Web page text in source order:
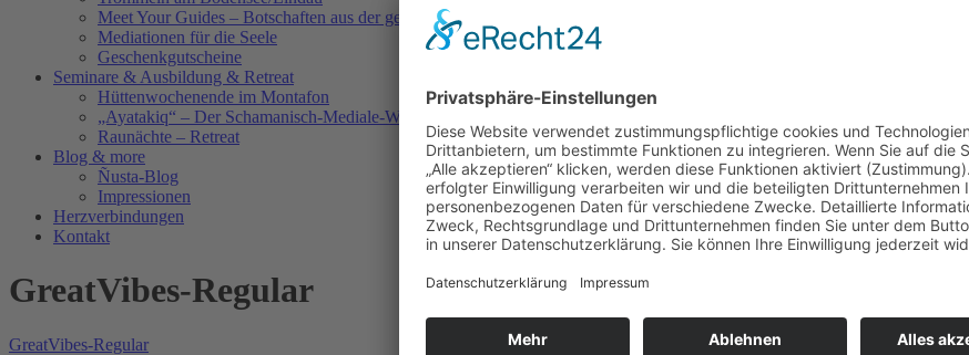
Meet Your Guides – Botschaften aus der geistigen Welt
Mediationen für die Seele
Geschenkgutscheine
Seminare & Ausbildung & Retreat
Hüttenwochenende im Montafon
„Ayatakiq“ – Der Schamanisch-Mediale-Weg
Raunächte – Retreat
Blog & more
Ñusta-Blog
Impressionen
Herzverbindungen
Kontakt
GreatVibes-Regular
GreatVibes-Regular